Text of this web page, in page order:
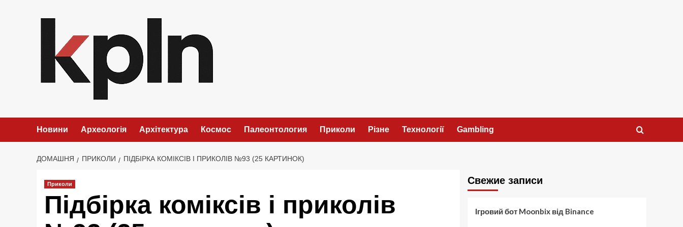
Новини Археологія Архітектура Космос Палеонтология Приколи Різне Технології Gambling
ДОМАШНЯ ПРИКОЛИ ПІДБІРКА КОМІКСІВ І ПРИКОЛІВ №93 (25 КАРТИНОК)
Приколи
Підбірка коміксів і приколів
Свежие записи
Ігровий бот Moonbix від Binance